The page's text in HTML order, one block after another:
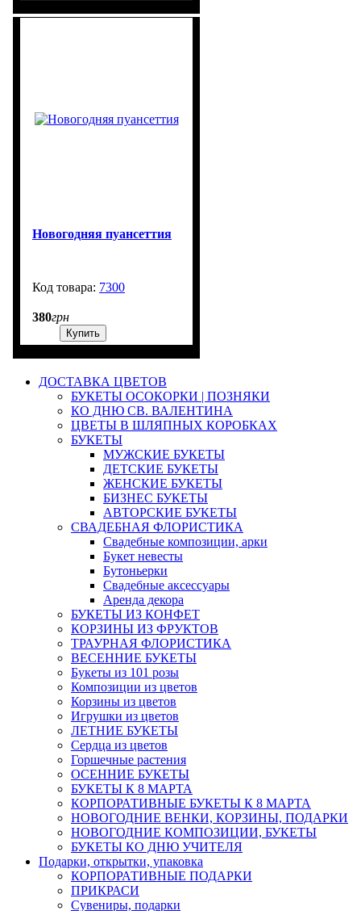
Новогодняя пуансеттия
7300
380грн
Купить
ДОСТАВКА ЦВЕТОВ
БУКЕТЫ ОСОКОРКИ | ПОЗНЯКИ
КО ДНЮ СВ. ВАЛЕНТИНА
ЦВЕТЫ В ШЛЯПНЫХ КОРОБКАХ
БУКЕТЫ
МУЖСКИЕ БУКЕТЫ
ДЕТСКИЕ БУКЕТЫ
ЖЕНСКИЕ БУКЕТЫ
БИЗНЕС БУКЕТЫ
АВТОРСКИЕ БУКЕТЫ
СВАДЕБНАЯ ФЛОРИСТИКА
Свадебные композиции, арки
Букет невесты
Бутоньерки
Свадебные аксессуары
Аренда декора
БУКЕТЫ ИЗ КОНФЕТ
КОРЗИНЫ ИЗ ФРУКТОВ
ТРАУРНАЯ ФЛОРИСТИКА
ВЕСЕННИЕ БУКЕТЫ
Букеты из 101 розы
Композиции из цветов
Корзины из цветов
Игрушки из цветов
ЛЕТНИЕ БУКЕТЫ
Сердца из цветов
Горшечные растения
ОСЕННИЕ БУКЕТЫ
БУКЕТЫ К 8 МАРТА
КОРПОРАТИВНЫЕ БУКЕТЫ К 8 МАРТА
НОВОГОДНИЕ ВЕНКИ, КОРЗИНЫ, ПОДАРКИ
НОВОГОДНИЕ КОМПОЗИЦИИ, БУКЕТЫ
БУКЕТЫ КО ДНЮ УЧИТЕЛЯ
Подарки, открытки, упаковка
КОРПОРАТИВНЫЕ ПОДАРКИ
ПРИКРАСИ
Сувениры, подарки